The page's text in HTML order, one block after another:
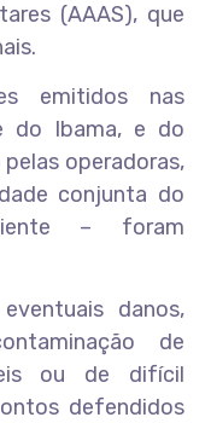
(AAAS), que
emitidos nas
do Ibama, e do
operadoras,
conjunta do
– foram
danos,
de
ou de difícil
defendidos